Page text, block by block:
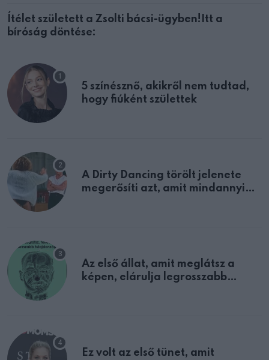
Ítélet született a Zsolti bácsi-ügyben!Itt a
bíróság döntése:
5 színésznő, akikről nem tudtad,
hogy fiúként születtek
A Dirty Dancing törölt jelenete
megerősíti azt, amit mindannyian
Az első állat, amit meglátsz a
képen, elárulja legrosszabb
Ez volt az első tünet, amit